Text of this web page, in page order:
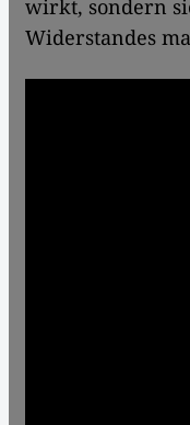
wirkt, sondern
Widerstandes